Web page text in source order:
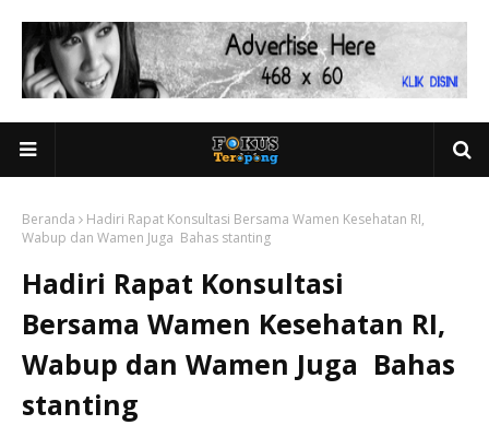
Beranda
Hadiri Rapat Konsultasi Bersama Wamen Kesehatan RI,
Wabup dan Wamen Juga Bahas stanting
Hadiri Rapat Konsultasi
Bersama Wamen Kesehatan RI,
Wabup dan Wamen Juga Bahas
stanting